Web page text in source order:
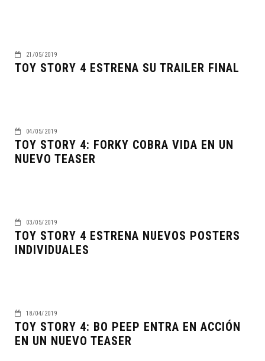
21/05/2019
TOY STORY 4 ESTRENA SU TRAILER FINAL
04/05/2019
TOY STORY 4: FORKY COBRA VIDA EN UN
NUEVO TEASER
03/05/2019
TOY STORY 4 ESTRENA NUEVOS POSTERS
INDIVIDUALES
18/04/2019
TOY STORY 4: BO PEEP ENTRA EN ACCIÓN
EN UN NUEVO TEASER